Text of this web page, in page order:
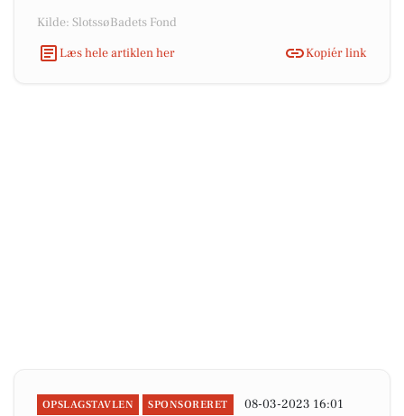
Kilde: SlotssøBadets Fond
Læs hele artiklen her
Kopiér link
OPSLAGSTAVLEN SPONSORERET 08-03-2023 16:01